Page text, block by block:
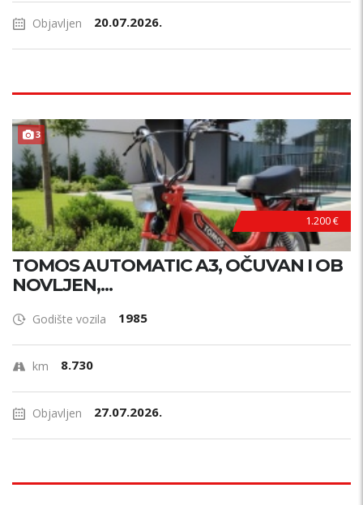
Objavljen 20.07.2026.
3
1.200 €
TOMOS AUTOMATIC A3, OČUVAN I OB
NOVLJEN,...
Godište vozila 1985
km 8.730
Objavljen 27.07.2026.